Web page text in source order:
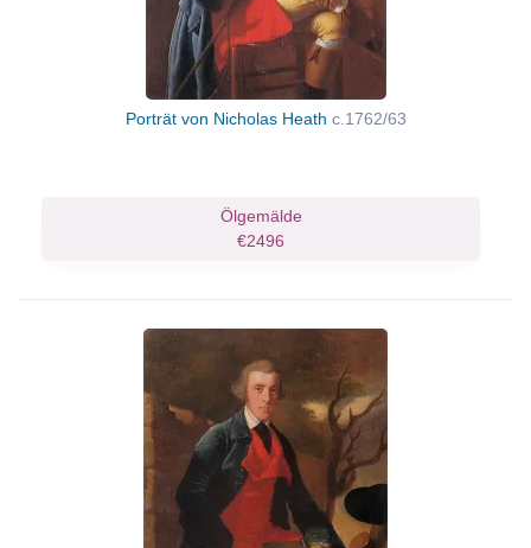
Porträt von Nicholas Heath c.1762/63
Ölgemälde
€2496